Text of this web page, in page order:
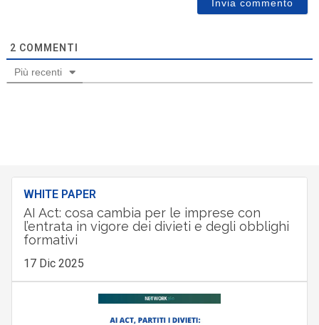
2 COMMENTI
Più recenti
WHITE PAPER
AI Act: cosa cambia per le imprese con
l’entrata in vigore dei divieti e degli obblighi
formativi
17 Dic 2025